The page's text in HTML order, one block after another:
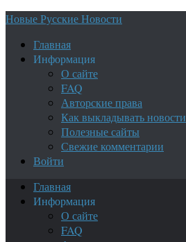
Новые Русские Новости
Главная
Информация
О сайте
FAQ
Авторские права
Как выкладывать новости
Полезные сайты
Свежие комментарии
Войти
Главная
Информация
О сайте
FAQ